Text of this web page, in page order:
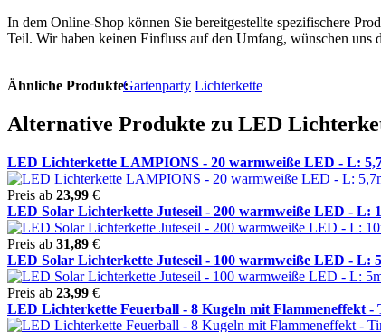
In dem Online-Shop können Sie bereitgestellte spezifischere
Teil. Wir haben keinen Einfluss auf den Umfang, wünschen uns
Ähnliche Produkte:Gartenparty Lichterkette
Alternative Produkte zu LED
LED Lichterkette LAMPIONS - 20 warmweiße LED - L:
Preis ab 23,99 €
LED Solar Lichterkette Juteseil - 200 warmweiße LED - L:
Preis ab 31,89 €
LED Solar Lichterkette Juteseil - 100 warmweiße LED - L:
Preis ab 23,99 €
LED Lichterkette Feuerball - 8 Kugeln mit Flammeneffekt -